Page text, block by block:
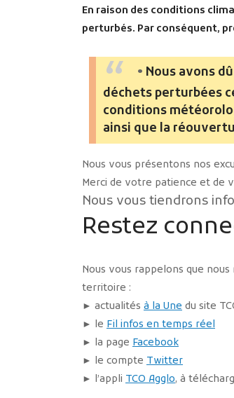
En raison des conditions
perturbés. Par conséquent,
• Nous avons
déchets perturbées
conditions
ainsi que la
Nous vous présentons nos
Merci de votre patience et de
Nous vous tiendrons
Restez
Nous vous rappelons que
territoire :
► actualités à la Une du site
► le Fil infos en temps réel
► la page Facebook
► le compte Twitter
► l’appli TCO Agglo, à